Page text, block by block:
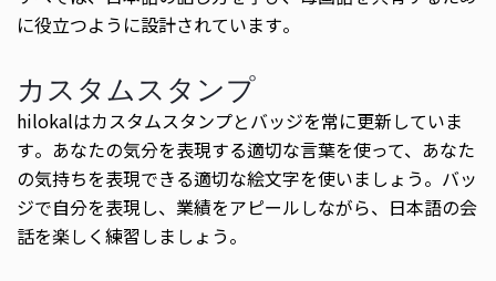
に役立つように設計されています。
カスタムスタンプ
hilokalはカスタムスタンプとバッジを常に更新していま
す。あなたの気分を表現する適切な言葉を使って、あなた
の気持ちを表現できる適切な絵文字を使いましょう。バッ
ジで自分を表現し、業績をアピールしながら、日本語の会
話を楽しく練習しましょう。